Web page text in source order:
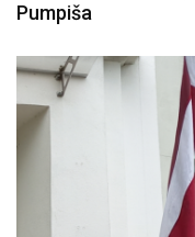
Pumpiša